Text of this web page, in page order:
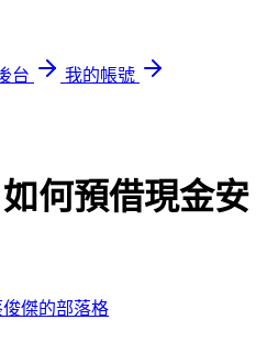
台
我的帳號
何預借現金安
俊傑的部落格